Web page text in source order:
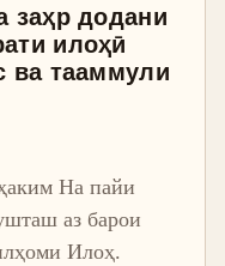
заҳр додани
илоҳӣ
ва тааммули
На пайи
аз барои
Илоҳ.